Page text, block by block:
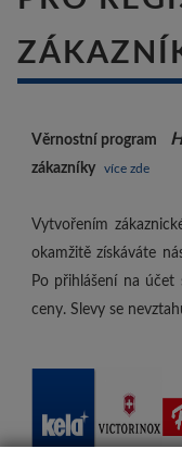
Věrnostní program
zákazníky více zde
Vytvořením
okamžitě získáváte
Po přihlášení na
ceny. Slevy se